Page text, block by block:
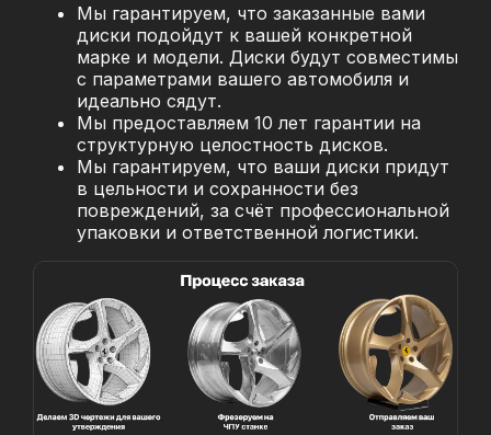
Мы гарантируем, что заказанные вами
диски подойдут к вашей конкретной
марке и модели. Диски будут совместимы
с параметрами вашего автомобиля и
идеально сядут.
Мы предоставляем 10 лет гарантии на
структурную целостность дисков.
Мы гарантируем, что ваши диски придут
в цельности и сохранности без
повреждений, за счёт профессиональной
упаковки и ответственной логистики.